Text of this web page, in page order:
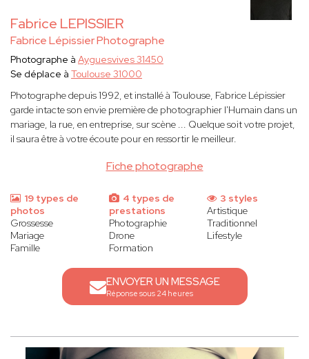
Fabrice LEPISSIER
Fabrice Lépissier Photographe
Fiche photographe
Photographe à Ayguesvives 31450
Se déplace à Toulouse 31000
Photographe depuis 1992, et installé à Toulouse, Fabrice Lépissier
garde intacte son envie première de photographier l'Humain dans un
mariage, la rue, en entreprise, sur scène ... Quelque soit votre projet,
il saura être à votre écoute pour en ressortir le meilleur.
19 types de
photos
Grossesse
Mariage
Famille
4 types de
prestations
Photographie
Drone
Formation
3 styles
Artistique
Traditionnel
Lifestyle
ENVOYER UN MESSAGE
Réponse sous 24 heures